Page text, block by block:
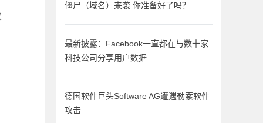
僵尸（域名）来袭 你准备好了吗？
最新披露：Facebook一直都在与数十家
科技公司分享用户数据
德国软件巨头Software AG遭遇勒索软件
攻击